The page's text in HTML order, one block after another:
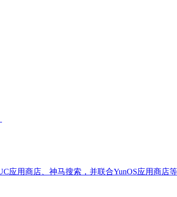
应用商店、神马搜索，并联合YunOS应用商